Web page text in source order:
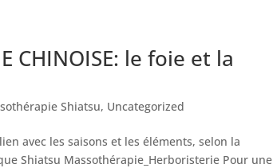
CHINOISE: le foie et la
Shiatsu, Uncategorized
avec les saisons et les éléments, selon la
Shiatsu Massothérapie_Herboristerie Pour une